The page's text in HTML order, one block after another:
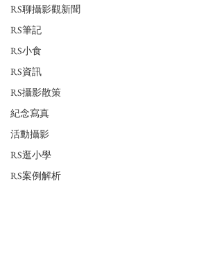
RS聊攝影觀新聞
RS筆記
RS小食
RS資訊
RS攝影散策
紀念寫真
活動攝影
RS逛小學
RS案例解析